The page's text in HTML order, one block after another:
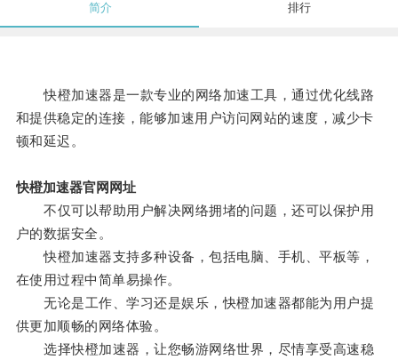
简介 排行
快橙加速器是一款专业的网络加速工具，通过优化线路
和提供稳定的连接，能够加速用户访问网站的速度，减少卡
顿和延迟。
快橙加速器官网网址
不仅可以帮助用户解决网络拥堵的问题，还可以保护用
户的数据安全。
快橙加速器支持多种设备，包括电脑、手机、平板等，
在使用过程中简单易操作。
无论是工作、学习还是娱乐，快橙加速器都能为用户提
供更加顺畅的网络体验。
选择快橙加速器，让您畅游网络世界，尽情享受高速稳